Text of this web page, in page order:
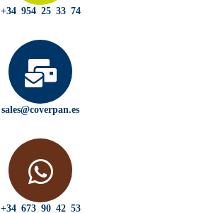
+34 954 25 33 74
sales@coverpan.es
+34 673 90 42 53